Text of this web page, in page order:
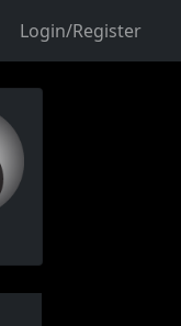
Login/Register